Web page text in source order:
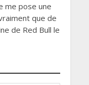
me pose une
que de
de Red Bull le